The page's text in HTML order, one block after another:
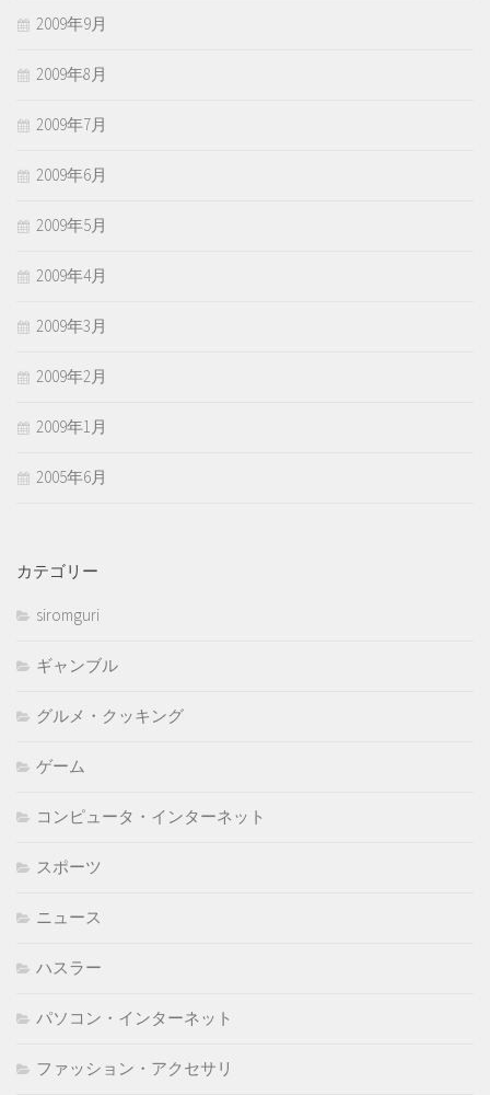
2009年9月
2009年8月
2009年7月
2009年6月
2009年5月
2009年4月
2009年3月
2009年2月
2009年1月
2005年6月
カテゴリー
siromguri
ギャンブル
グルメ・クッキング
ゲーム
コンピュータ・インターネット
スポーツ
ニュース
ハスラー
パソコン・インターネット
ファッション・アクセサリ